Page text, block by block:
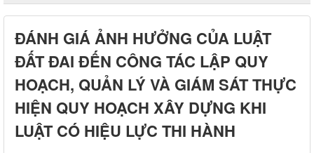
ĐÁNH GIÁ ẢNH HƯỞNG CỦA LUẬT
ĐẤT ĐAI ĐẾN CÔNG TÁC LẬP QUY
HOẠCH, QUẢN LÝ VÀ GIÁM SÁT THỰC
HIỆN QUY HOẠCH XÂY DỰNG KHI
LUẬT CÓ HIỆU LỰC THI HÀNH